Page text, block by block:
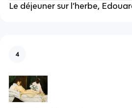
Le déjeuner sur l’herbe,
4